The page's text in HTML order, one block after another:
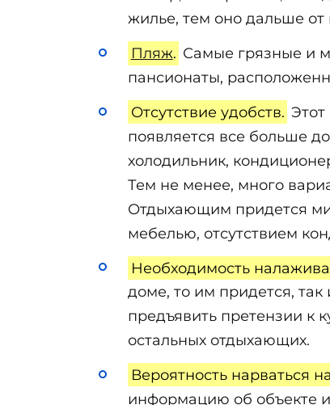
жилье, тем оно дальше от
Пляж. Самые грязные и
пансионаты,
Отсутствие удобств. Этот
появляется все больше
холодильник,
Тем не менее, много
Отдыхающим придется
мебелью, отсутствием
Необходимость
доме, то им придется,
предъявить претензии к
остальных отдыхающих.
Вероятность нарваться
информацию об объекте